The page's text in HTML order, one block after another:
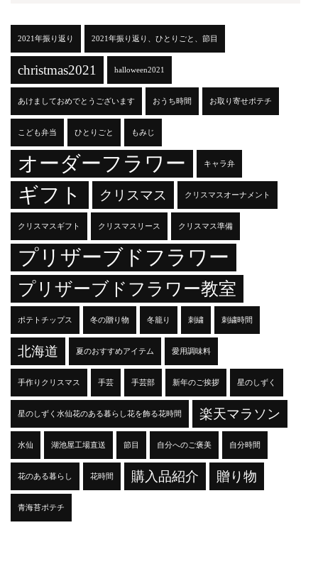
2021年振り返り 2021年振り返り、ひとりごと、節目
christmas2021 halloween2021
あけましておめでとうございます おうち時間 お取り寄せポテチ
こども弁当 ひとりごと もみじ
オーダーフラワー キャラ弁
ギフト クリスマス クリスマスオーナメント
クリスマスギフト クリスマスリース クリスマス準備
プリザーブドフラワー
プリザーブドフラワー教室
ポテトチップス 冬の贈り物 冬籠り 刺繍 刺繍時間
北海道 夏のおすすめアイテム 愛用調味料
手作りクリスマス 手芸 手芸部 新年のご挨拶 星のしずく
星のしずく水仙花のある暮らし花を飾る花時間 楽天マラソン
水仙 湖池屋工場直送 節目 自分へのご褒美 自分時間
花のある暮らし 花時間 購入品紹介 贈り物
青海苔ポテチ